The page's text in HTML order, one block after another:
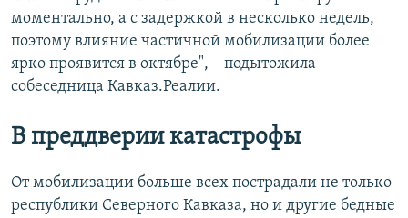
моментально, а с задержкой в несколько недель,
поэтому влияние частичной мобилизации более
ярко проявится в октябре", – подытожила
собеседница Кавказ.Реалии.
В преддверии катастрофы
От мобилизации больше всех пострадали не только
республики Северного Кавказа, но и другие бедные